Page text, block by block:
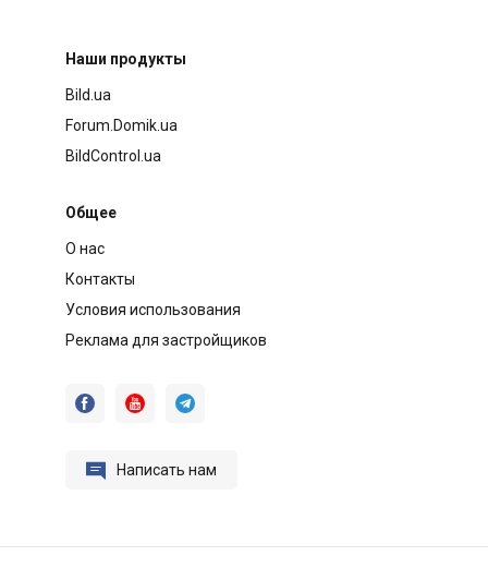
Наши продукты
Bild.ua
Forum.Domik.ua
BildControl.ua
Общее
О нас
Контакты
Условия использования
Реклама для застройщиков
  
 Написать нам